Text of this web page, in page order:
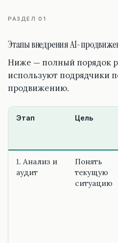
РАЗДЕЛ 01
Этапы внедрения AI-
Ниже — полный порядок
используют подрядчики
продвижению.
Этап Цель
1. Анализ и
аудит
Понять
текущую
ситуацию